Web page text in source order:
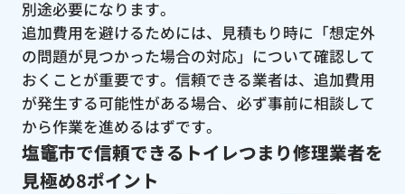
別途必要になります。
追加費用を避けるためには、見積もり時に「想定外
の問題が見つかった場合の対応」について確認して
おくことが重要です。信頼できる業者は、追加費用
が発生する可能性がある場合、必ず事前に相談して
から作業を進めるはずです。
塩竈市で信頼できるトイレつまり修理業者を
見極め8ポイント